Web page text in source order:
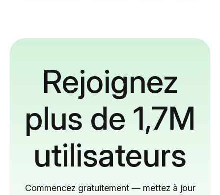
Rejoignez
plus de 1,7M
utilisateurs
Commencez gratuitement — mettez à jour